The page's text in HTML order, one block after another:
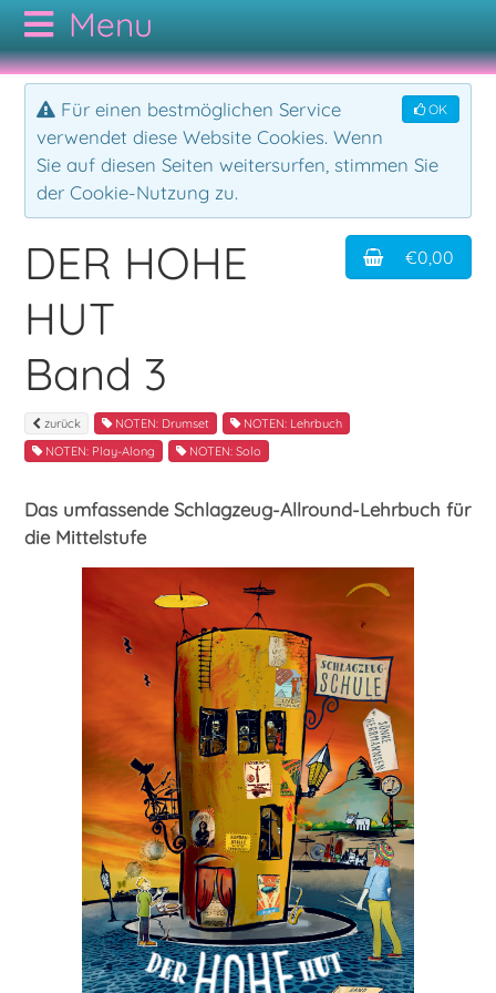
CODAMUSIC
GESAMTKATALOG
NOTEN
Bodypercussion
Cajon
Drumset
Lehrbuch
Mallets
Pauken
Percussion
CDs
Folk
Hörbuch
AUTOREN
KONTAKT
OK
Für einen bestmöglichen Service
verwendet diese Website Cookies. Wenn
Sie auf diesen Seiten weitersurfen, stimmen Sie
der Cookie-Nutzung zu.
€0,00
DER HOHE
HUT
Band 3
zurück NOTEN: Drumset
NOTEN: Lehrbuch
NOTEN: Play-Along
NOTEN: Solo
Das umfassende Schlagzeug-Allround-Lehrbuch für
die Mittelstufe